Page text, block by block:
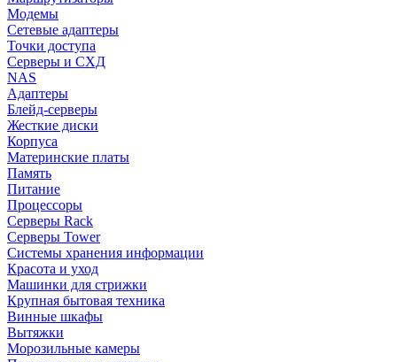
Модемы
Сетевые адаптеры
Точки доступа
Серверы и СХД
NAS
Адаптеры
Блейд-серверы
Жесткие диски
Корпуса
Материнские платы
Память
Питание
Процессоры
Серверы Rack
Серверы Tower
Системы хранения информации
Красота и уход
Машинки для стрижки
Крупная бытовая техника
Винные шкафы
Вытяжки
Морозильные камеры